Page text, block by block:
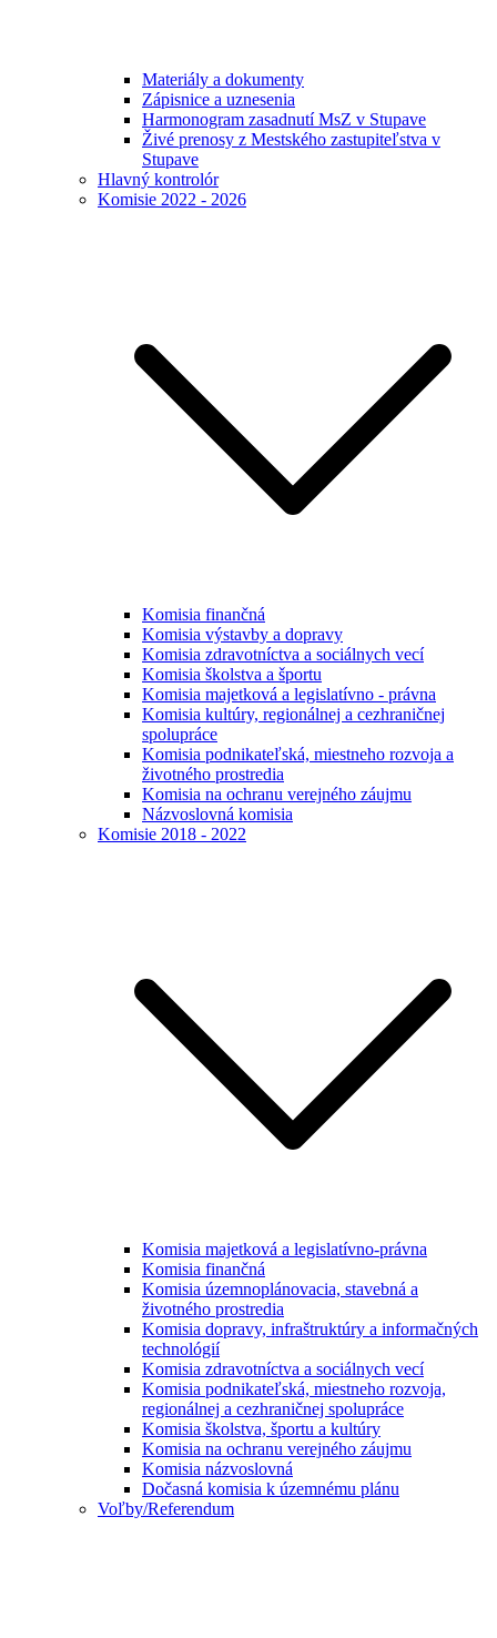
Materiály a dokumenty
Zápisnice a uznesenia
Harmonogram zasadnutí MsZ v Stupave
Živé prenosy z Mestského zastupiteľstva v
Stupave
Hlavný kontrolór
Komisie 2022 - 2026
Komisia finančná
Komisia výstavby a dopravy
Komisia zdravotníctva a sociálnych vecí
Komisia školstva a športu
Komisia majetková a legislatívno - právna
Komisia kultúry, regionálnej a cezhraničnej
spolupráce
Komisia podnikateľská, miestneho rozvoja a
životného prostredia
Komisia na ochranu verejného záujmu
Názvoslovná komisia
Komisie 2018 - 2022
Komisia majetková a legislatívno-právna
Komisia finančná
Komisia územnoplánovacia, stavebná a
životného prostredia
Komisia dopravy, infraštruktúry a informačných
technológií
Komisia zdravotníctva a sociálnych vecí
Komisia podnikateľská, miestneho rozvoja,
regionálnej a cezhraničnej spolupráce
Komisia školstva, športu a kultúry
Komisia na ochranu verejného záujmu
Komisia názvoslovná
Dočasná komisia k územnému plánu
Voľby/Referendum